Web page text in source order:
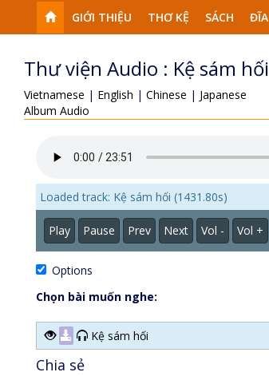
GIỚI THIỆU THƠ KỆ SÁCH ĐĨA
Thư viện Audio : Kệ sám hối
Vietnamese | English | Chinese | Japanese
Album Audio
Loaded track: Kệ sám hối (1431.80s)
Play Pause Prev Next Vol - Vol +
Options
Chọn bài muốn nghe:
Kệ sám hối
Chia sẻ